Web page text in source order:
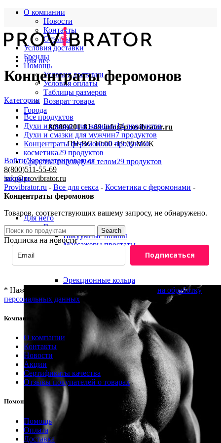
О компании
Новости
Контакты
Отзывы
Условия доставки
Бренды
Помощь
Условия доставки
Условия оплаты
Таблицы размеров
Возврат товара
Города
8(800)201-81-69 info@provibrator.ru
ПН-ВС 10:00 -19:00 МСК
Войти/Зарегистрироваться
8(800)511-55-69
info@provibrator.ru
Для нее
Для него
Вагины
Вакуумные помпы
Массажеры простаты
Эрекционные кольца
Концентраты феромонов
Категории
Все продуктов
Духи и смазки для женщин14 продуктов
Духи и смазки для мужчин7 продуктов
Концентраты феромонов0 продуктов
косметика29 продуктов
Средства по уходу за телом29 продуктов
закрыть
Provibrator.ru - Все для секса - Косметика с феромонами -
Концентраты феромонов
Товаров, соответствующих вашему запросу, не обнаружено.
Search
Подписка на новости
Подписаться
* Нажимая "Подписаться" вы даёте согласие на обработку
персональных данных
8(800)201-81-69
info@provibrator.ru
Компания
О компании
Контакты
Новости
Акции
Сертификаты качества
Отзывы покупателей о товарах
Помощь
Помощь
Оплата
Доставка